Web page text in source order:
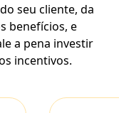
seu cliente, da
benefícios, e
a pena investir
incentivos.